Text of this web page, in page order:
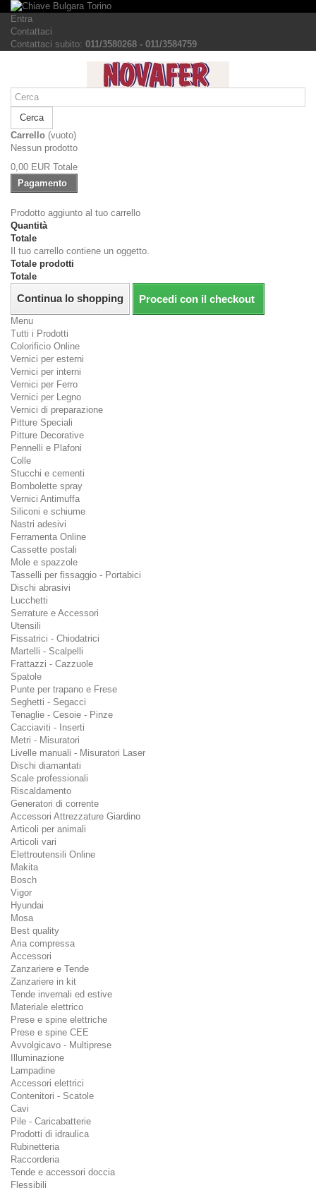
Entra
Contattaci
Contattaci subito: 011/3580268 - 011/3584759
Cerca
Carrello (vuoto)
Nessun prodotto
0,00 EUR Totale
Pagamento
Prodotto aggiunto al tuo carrello
Quantità
Totale
Il tuo carrello contiene un oggetto.
Totale prodotti
Totale
Continua lo shopping Procedi con il checkout
Menu
Tutti i Prodotti
Colorificio Online
Vernici per esterni
Vernici per interni
Vernici per Ferro
Vernici per Legno
Vernici di preparazione
Pitture Speciali
Pitture Decorative
Pennelli e Plafoni
Colle
Stucchi e cementi
Bombolette spray
Vernici Antimuffa
Siliconi e schiume
Nastri adesivi
Ferramenta Online
Cassette postali
Mole e spazzole
Tasselli per fissaggio - Portabici
Dischi abrasivi
Lucchetti
Serrature e Accessori
Utensili
Fissatrici - Chiodatrici
Martelli - Scalpelli
Frattazzi - Cazzuole
Spatole
Punte per trapano e Frese
Seghetti - Segacci
Tenaglie - Cesoie - Pinze
Cacciaviti - Inserti
Metri - Misuratori
Livelle manuali - Misuratori Laser
Dischi diamantati
Scale professionali
Riscaldamento
Generatori di corrente
Accessori Attrezzature Giardino
Articoli per animali
Articoli vari
Elettroutensili Online
Makita
Bosch
Vigor
Hyundai
Mosa
Best quality
Aria compressa
Accessori
Zanzariere e Tende
Zanzariere in kit
Tende invernali ed estive
Materiale elettrico
Prese e spine elettriche
Prese e spine CEE
Avvolgicavo - Multiprese
Illuminazione
Lampadine
Accessori elettrici
Contenitori - Scatole
Cavi
Pile - Caricabatterie
Prodotti di idraulica
Rubinetteria
Raccorderia
Tende e accessori doccia
Flessibili